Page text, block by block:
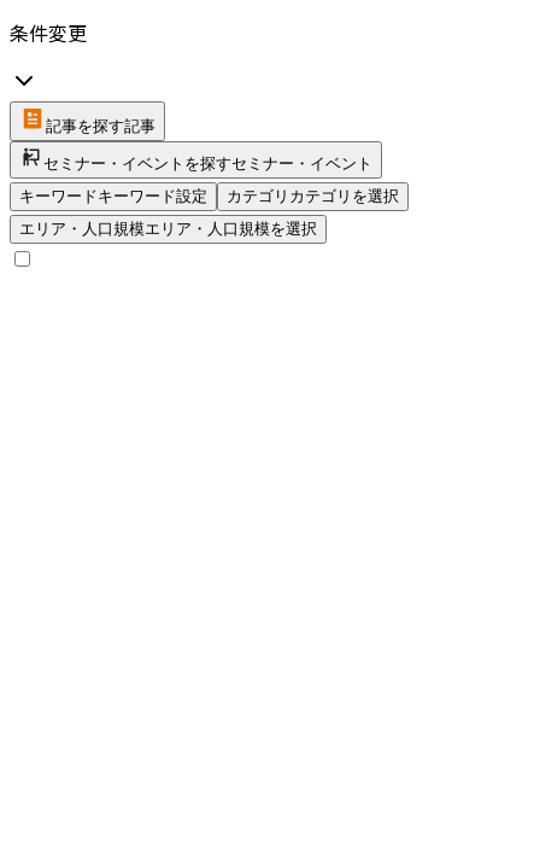
条件変更
記事を探す記事
セミナー・イベントを探すセミナー・イベント
キーワードキーワード設定 カテゴリ カテゴリを選択
エリア・人口規模エリア・人口規模を選択